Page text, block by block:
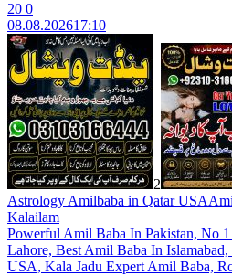
20 0
08.08.202617:10
2
Astrology Amilbaba in Qatar
Kalailam
Powerful Amil Baba In Pakistan, No
Lahore, Best Amil Baba In
USA, Kala Jadu Expert Amil Baba,